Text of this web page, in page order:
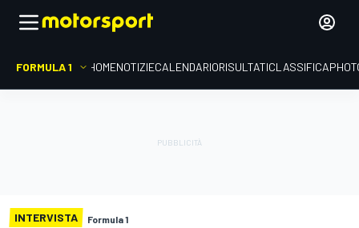
FORMULA 1 HOMENOTIZIECALENDARIORISULTATICLASSIFICA
INTERVISTA Formula 1